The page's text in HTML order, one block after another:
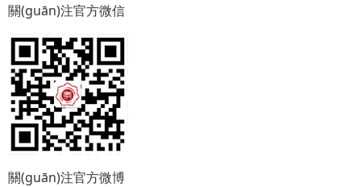
關(guān)注官方微信
關(guān)注官方微博